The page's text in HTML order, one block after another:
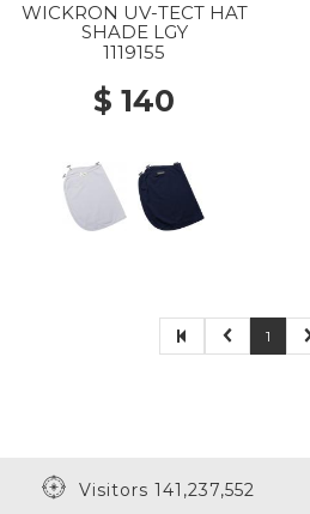
WICKRON UV-TECT HAT
SHADE LGY
1119155
$ 140
1
Visitors 141,237,552